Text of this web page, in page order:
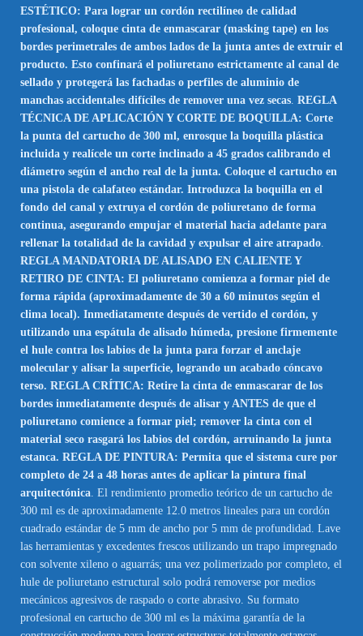
ESTÉTICO: Para lograr un cordón rectilíneo de calidad
profesional, coloque cinta de enmascarar (masking tape) en los
bordes perimetrales de ambos lados de la junta antes de extruir el
producto. Esto confinará el poliuretano estrictamente al canal de
sellado y protegerá las fachadas o perfiles de aluminio de
manchas accidentales difíciles de remover una vez secas REGLA
TÉCNICA DE APLICACIÓN Y CORTE DE BOQUILLA: Corte
la punta del cartucho de 300 ml, enrosque la boquilla plástica
incluida y realícele un corte inclinado a 45 grados calibrando el
diámetro según el ancho real de la junta. Coloque el cartucho en
una pistola de calafateo estándar. Introduzca la boquilla en el
fondo del canal y extruya el cordón de poliuretano de forma
continua, asegurando empujar el material hacia adelante para
rellenar la totalidad de la cavidad y expulsar el aire atrapado
REGLA MANDATORIA DE ALISADO EN CALIENTE Y
RETIRO DE CINTA: El poliuretano comienza a formar piel de
forma rápida (aproximadamente de 30 a 60 minutos según el
clima local). Inmediatamente después de vertido el cordón, y
utilizando una espátula de alisado húmeda, presione firmemente
el hule contra los labios de la junta para forzar el anclaje
molecular y alisar la superficie, logrando un acabado cóncavo
terso. REGLA CRÍTICA: Retire la cinta de enmascarar de los
bordes inmediatamente después de alisar y ANTES de que el
poliuretano comience a formar piel; remover la cinta con el
material seco rasgará los labios del cordón, arruinando la junta
estanca. REGLA DE PINTURA: Permita que el sistema cure por
completo de 24 a 48 horas antes de aplicar la pintura final
arquitectónica . El rendimiento promedio teórico de un cartucho de
300 ml es de aproximadamente 12.0 metros lineales para un cordón
cuadrado estándar de 5 mm de ancho por 5 mm de profundidad. Lave
las herramientas y excedentes frescos utilizando un trapo impregnado
con solvente xileno o aguarrás; una vez polimerizado por completo, el
hule de poliuretano estructural solo podrá removerse por medios
mecánicos agresivos de raspado o corte abrasivo. Su formato
profesional en cartucho de 300 ml es la máxima garantía de la